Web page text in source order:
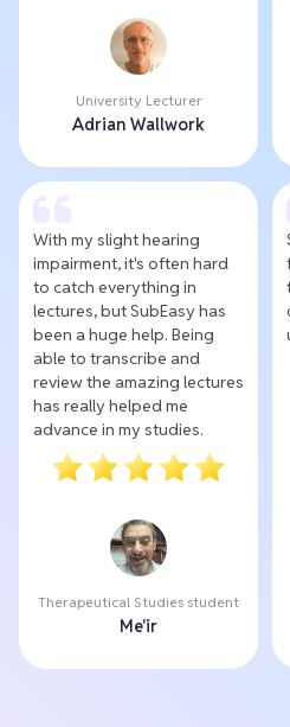
University Lecturer
Adrian Wallwork
With my slight hearing
impairment, it's often hard
to catch everything in
lectures, but SubEasy has
been a huge help. Being
able to transcribe and
review the amazing lectures
has really helped me
advance in my studies.
Therapeutical Studies student
Me'ir